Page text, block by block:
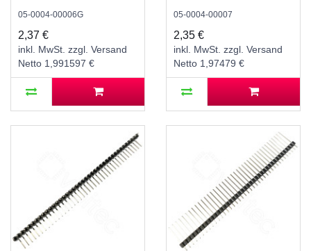
05-0004-00006G
2,37 €
inkl. MwSt. zzgl. Versand
Netto 1,991597 €
7,2 mm
05-0004-00007
2,35 €
inkl. MwSt. zzgl. Versand
Netto 1,97479 €